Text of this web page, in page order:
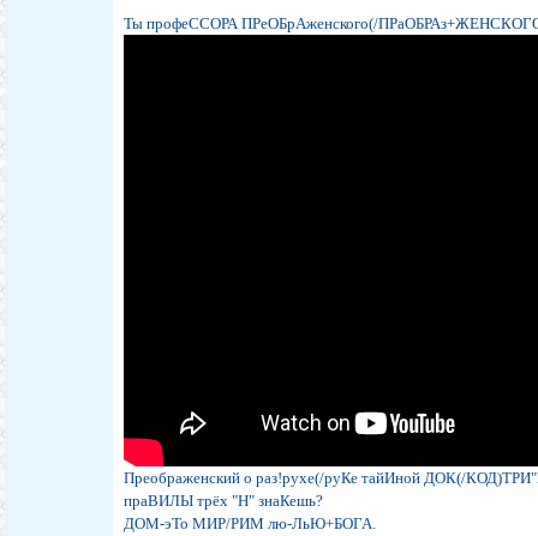
Ты профеССОРА ПРеОБрАженского(/
Преображенский о раз!рухе(/руКе тайИной ДОК(/
праВИЛЫ трёх "Н" знаКешь?
ДОМ-эТо МИР/РИМ лю-ЛьЮ+БОГА.